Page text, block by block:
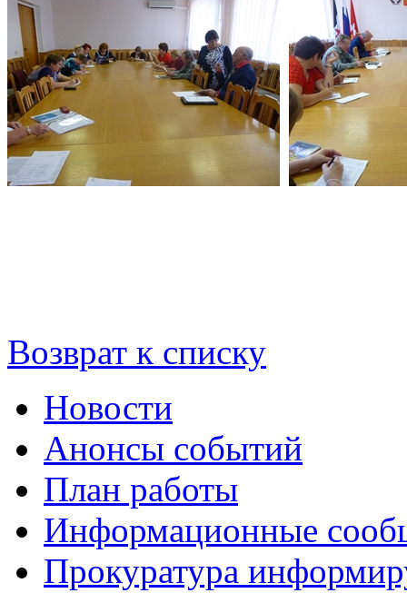
Возврат к списку
Новости
Анонсы событий
План работы
Информационные
Прокуратура